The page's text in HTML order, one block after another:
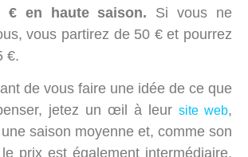
€ en haute saison. Si vous ne
vous partirez de 50 € et pourrez
€.
de vous faire une idée de ce que
jetez un œil à leur site web,
saison moyenne et, comme son
le prix est également intermédiaire.